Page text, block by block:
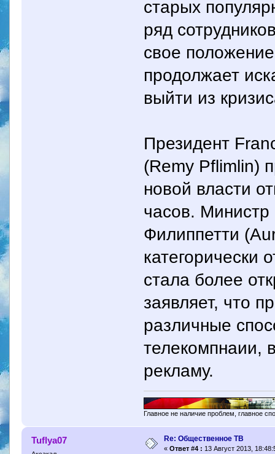
старых
ряд
свое
продолжает
выйти из
Президент
(Remy Pflimlin)
новой власти
часов.
Филиппетти
категорически
стала более
заявляет, что
различные
телекомпнаии,
рекламу.
Главное не наличие проблем, главное
Tuflya07 Re: Общественное ТВ
« Ответ #4 : 13 Август 2013,